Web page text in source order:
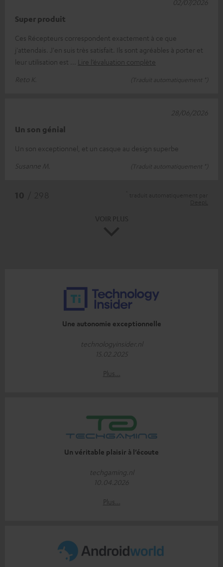
Super produit
Ces Récepteurs correspondent exactement à ce que
j'attendais. J'en suis très satisfait. Ils sont agréables à porter et
leur utilisation est
Lire l’évaluation complète
Reto K.
(Traduit automatiquement *)
02/07/2026
Un son génial
Un son exceptionnel, et un casque au design superbe
Susanne M.
(Traduit automatiquement *)
28/06/2026
Une autonomie exceptionnelle
technologyinsider.nl
15.02.2025
Plus…
Un véritable plaisir à l’écoute
techgaming.nl
10.04.2026
Plus…